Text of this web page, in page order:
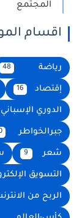
المجتمع
اقسام
رياضة 48
إقتصاد
الدوري الإسباني
جبرالخواطر
شعر
التسويق الإلكتروني
الربح من الانترنت